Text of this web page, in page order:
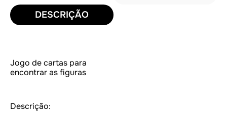
DESCRIÇÃO
Jogo de cartas para
encontrar as figuras
Descrição: